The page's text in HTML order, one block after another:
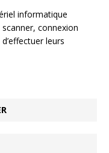
informatique
connexion
leurs